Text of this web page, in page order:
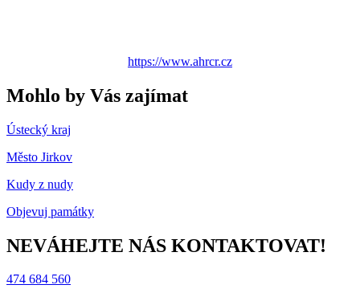
https://www.ahrcr.cz
Mohlo by Vás zajímat
Ústecký kraj
Město Jirkov
Kudy z nudy
Objevuj památky
NEVÁHEJTE NÁS KONTAKTOVAT!
474 684 560